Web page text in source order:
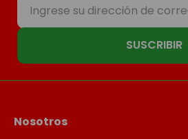
SUSCRIBIR
Nosotros